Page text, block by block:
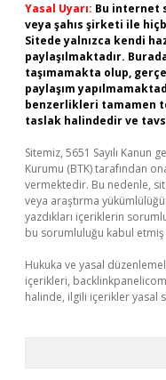
Yasal Uyarı: Bu internet
veya şahıs şirketi ile
Sitede yalnızca kendi
paylaşılmaktadır.
taşımamakta olup,
paylaşım
benzerlikleri tamamen
taslak halindedir ve
Sitemiz, 5651 Sayılı Kanun
Kurumu (BTK) tarafından
vermektedir. Bu nedenle,
veya araştırma
yazdıkları içeriklerin
bu sorumluluğu kabul etmiş
Hukuka ve yasal
içerikleri,
halinde, ilgili içerikler yasal